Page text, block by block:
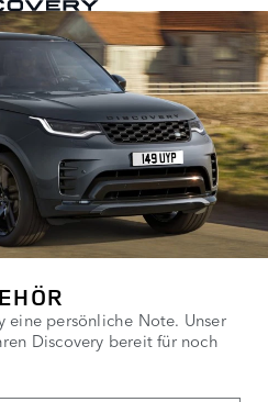
eine persönliche Note. Unser
Discovery bereit für noch